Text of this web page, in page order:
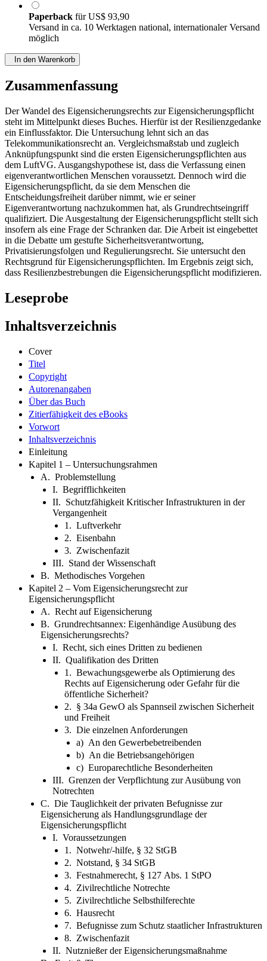
Paperback fürUS$ 93,90
Versand in ca. 10 Werktagen national, internationaler Versand
möglich
In den Warenkorb
Zusammenfassung
Der Wandel des Eigensicherungsrechts zur Eigensicherungspflicht
steht im Mittelpunkt dieses Buches. Hierfür ist der Resilienzgedanke
ein Einflussfaktor. Die Untersuchung lehnt sich an das
Telekommunikationsrecht an. Vergleichsmaßstab und zugleich
Anknüpfungspunkt sind die ersten Eigensicherungspflichten aus
dem LuftVG. Ausgangshypothese ist, dass die Verfassung einen
eigenverantwortlichen Menschen voraussetzt. Dennoch wird die
Eigensicherungspflicht, da sie dem Menschen die
Entscheidungsfreiheit darüber nimmt, wie er seiner
Eigenverantwortung nachzukommen hat, als Grundrechtseingriff
qualifiziert. Die Ausgestaltung der Eigensicherungspflicht stellt sich
insofern als eine Frage der Schranken dar. Die Arbeit ist eingebettet
in die Debatte um gestufte Sicherheitsverantwortung,
Privatisierungsfolgen und Regulierungsrecht. Sie untersucht den
Rechtsgrund für Eigensicherungspflichten. Im Ergebnis zeigt sich,
dass Resilienzbestrebungen die Eigensicherungspflicht modifizieren.
Leseprobe
Inhaltsverzeichnis
Cover
Titel
Copyright
Autorenangaben
Über das Buch
Zitierfähigkeit des eBooks
Vorwort
Inhaltsverzeichnis
Einleitung
Kapitel 1 – Untersuchungsrahmen
A. Problemstellung
I. Begrifflichkeiten
II. Schutzfähigkeit Kritischer Infrastrukturen in der
Vergangenheit
1. Luftverkehr
2. Eisenbahn
3. Zwischenfazit
III. Stand der Wissenschaft
B. Methodisches Vorgehen
Kapitel 2 – Vom Eigensicherungsrecht zur
Eigensicherungspflicht
A. Recht auf Eigensicherung
B. Grundrechtsannex: Eigenhändige Ausübung des
Eigensicherungsrechts?
I. Recht, sich eines Dritten zu bedienen
II. Qualifikation des Dritten
1. Bewachungsgewerbe als Optimierung des
Rechts auf Eigensicherung oder Gefahr für die
öffentliche Sicherheit?
2. § 34a GewO als Spannseil zwischen Sicherheit
und Freiheit
3. Die einzelnen Anforderungen
a) An den Gewerbebetreibenden
b) An die Betriebsangehörigen
c) Europarechtliche Besonderheiten
III. Grenzen der Verpflichtung zur Ausübung von
Notrechten
C. Die Tauglichkeit der privaten Befugnisse zur
Eigensicherung als Handlungsgrundlage der
Eigensicherungspflicht
I. Voraussetzungen
1. Notwehr/-hilfe, § 32 StGB
2. Notstand, § 34 StGB
3. Festnahmerecht, § 127 Abs. 1 StPO
4. Zivilrechtliche Notrechte
5. Zivilrechtliche Selbsthilferechte
6. Hausrecht
7. Befugnisse zum Schutz staatlicher Infrastrukturen
8. Zwischenfazit
II. Nutznießer der Eigensicherungsmaßnahme